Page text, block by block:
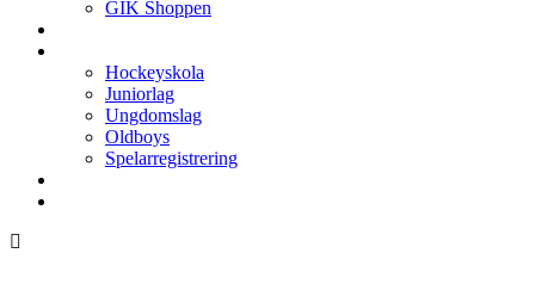
GIK Shoppen
Hockeyskola
Juniorlag
Ungdomslag
Oldboys
Spelarregistrering